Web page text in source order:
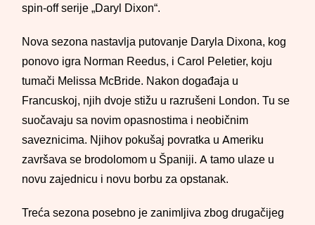
spin-off serije „Daryl Dixon“.
Nova sezona nastavlja putovanje Daryla Dixona, kog
ponovo igra Norman Reedus, i Carol Peletier, koju
tumači Melissa McBride. Nakon događaja u
Francuskoj, njih dvoje stižu u razrušeni London. Tu se
suočavaju sa novim opasnostima i neobičnim
saveznicima. Njihov pokušaj povratka u Ameriku
završava se brodolomom u Španiji. A tamo ulaze u
novu zajednicu i novu borbu za opstanak.
Treća sezona posebno je zanimljiva zbog drugačijeg